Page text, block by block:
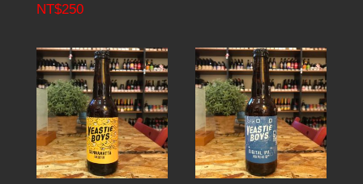
NT$250